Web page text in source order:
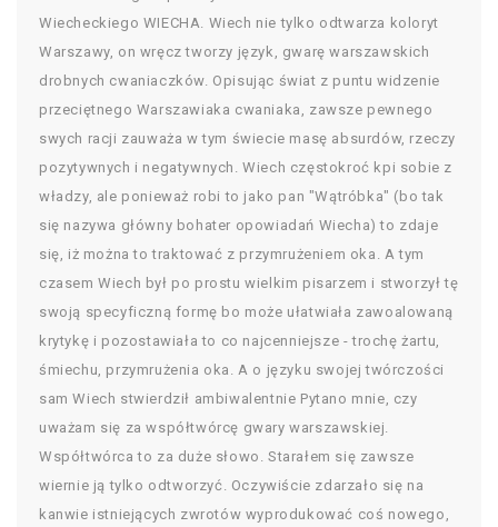
Wiecheckiego WIECHA. Wiech nie tylko odtwarza koloryt
Warszawy, on wręcz tworzy język, gwarę warszawskich
drobnych cwaniaczków. Opisując świat z puntu widzenie
przeciętnego Warszawiaka cwaniaka, zawsze pewnego
swych racji zauważa w tym świecie masę absurdów, rzeczy
pozytywnych i negatywnych. Wiech częstokroć kpi sobie z
władzy, ale ponieważ robi to jako pan "Wątróbka" (bo tak
się nazywa główny bohater opowiadań Wiecha) to zdaje
się, iż można to traktować z przymrużeniem oka. A tym
czasem Wiech był po prostu wielkim pisarzem i stworzył tę
swoją specyficzną formę bo może ułatwiała zawoalowaną
krytykę i pozostawiała to co najcenniejsze - trochę żartu,
śmiechu, przymrużenia oka. A o języku swojej twórczości
sam Wiech stwierdził ambiwalentnie Pytano mnie, czy
uważam się za współtwórcę gwary warszawskiej.
Współtwórca to za duże słowo. Starałem się zawsze
wiernie ją tylko odtworzyć. Oczywiście zdarzało się na
kanwie istniejących zwrotów wyprodukować coś nowego,